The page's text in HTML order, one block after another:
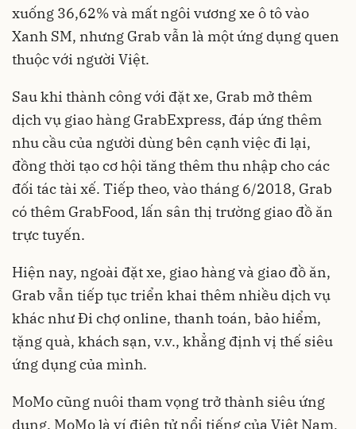
xuống 36,62% và mất ngôi vương xe ô tô vào
Xanh SM, nhưng Grab vẫn là một ứng dụng quen
thuộc với người Việt.
Sau khi thành công với đặt xe, Grab mở thêm
dịch vụ giao hàng GrabExpress, đáp ứng thêm
nhu cầu của người dùng bên cạnh việc đi lại,
đồng thời tạo cơ hội tăng thêm thu nhập cho các
đối tác tài xế. Tiếp theo, vào tháng 6/2018, Grab
có thêm GrabFood, lấn sân thị trường giao đồ ăn
trực tuyến.
Hiện nay, ngoài đặt xe, giao hàng và giao đồ ăn,
Grab vẫn tiếp tục triển khai thêm nhiều dịch vụ
khác như Đi chợ online, thanh toán, bảo hiểm,
tặng quà, khách sạn, v.v., khẳng định vị thế siêu
ứng dụng của mình.
MoMo cũng nuôi tham vọng trở thành siêu ứng
dụng. MoMo là ví điện tử nổi tiếng của Việt Nam,